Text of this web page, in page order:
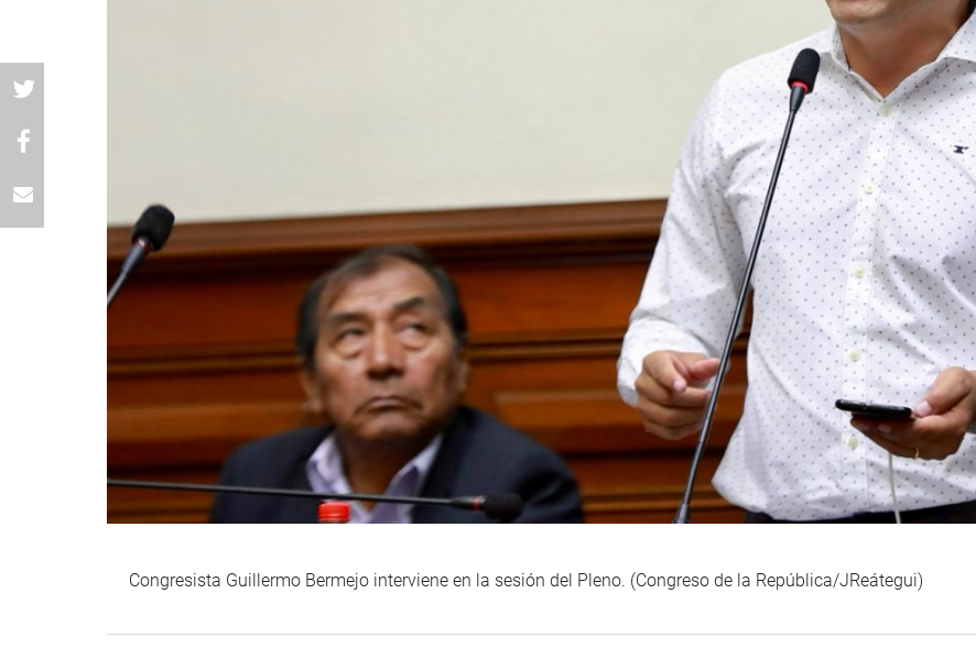
Congresista Guillermo Bermejo interviene en la sesión del Pleno. (Congreso de la República/JReátegui)